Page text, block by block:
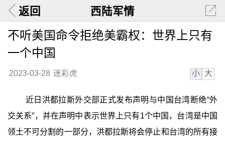
返回 西陆军情
不听美国命令拒绝美霸权：世界上只有
一个中国
2023-03-28 迷彩虎 小 大
近日洪都拉斯外交部正式发布声明与中国台湾断绝“外
交关系”，并在声明中表示世界上只有1个中国，台湾是中国
领土不可分割的一部分，洪都拉斯将会停止和台湾的所有接